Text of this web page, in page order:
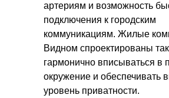
артериям и возможность
подключения к городским
коммуникациям. Жилые
Видном спроектированы
гармонично вписываться в
окружение и обеспечивать
уровень приватности.